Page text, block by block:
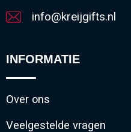
info@kreijgifts.nl
INFORMATIE
Over ons
Veelgestelde vragen